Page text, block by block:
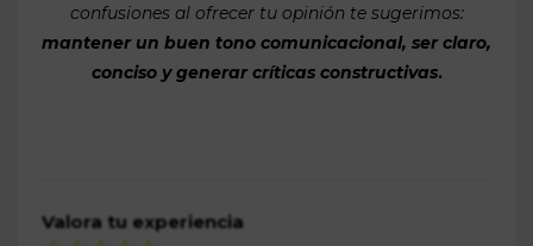
confusiones al ofrecer tu opinión te sugerimos:
mantener un buen tono comunicacional, ser claro,
conciso y generar críticas constructivas.
Valora tu experiencia